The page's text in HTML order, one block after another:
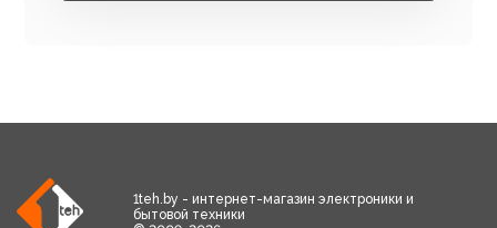
1teh.by - интернет-магазин электроники и
бытовой техники